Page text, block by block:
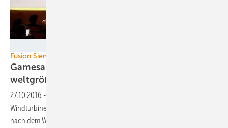
Fusion Siemens-Gamesa
Gamesa-Eigentümer bestätigen Plan,
weltgrößter Windturbinenbauer zu
27.10.2016 -
Windturbinenhersteller der Welt kann kommen. Jedenfalls, wenn es
nach dem Willen der Eigentümer von Gamesa geht, die jetzt in ihrer